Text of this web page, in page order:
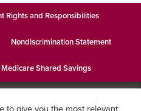
Rights and Responsibilities
Nondiscrimination Statement
Medicare Shared Savings
institution is an equal opportunity
to give you the most relevant